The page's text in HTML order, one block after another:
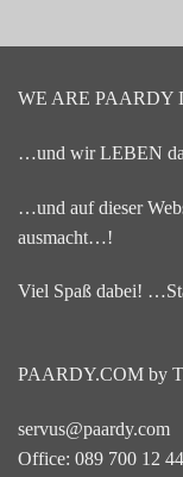
WE ARE PAARDY
…und wir LEBEN
…und auf dieser
ausmacht…!
Viel Spaß dabei!
PAARDY.COM by
servus@paardy.com
Office: 089 700 12 44